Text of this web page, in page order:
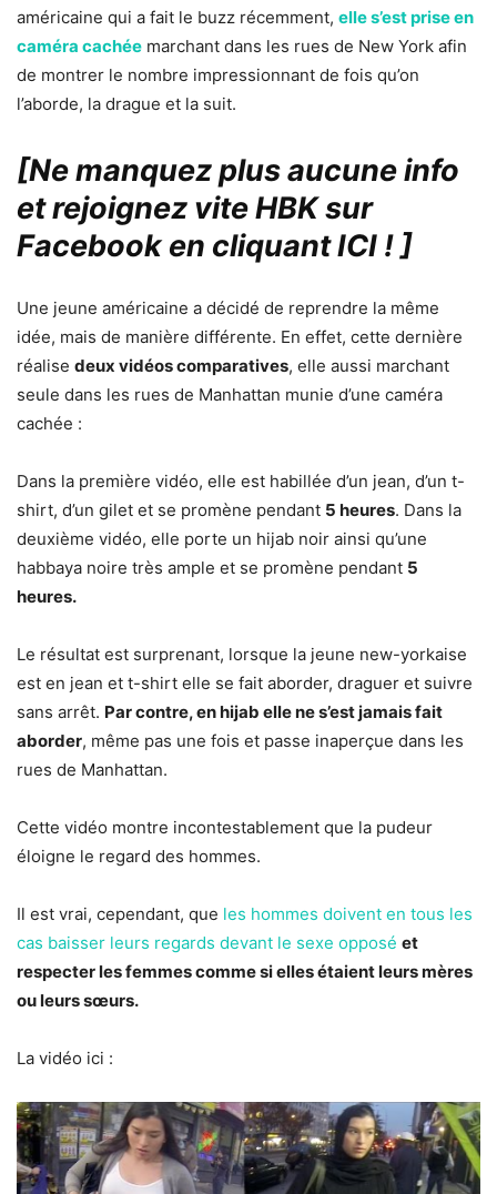
américaine qui a fait le buzz récemment, elle s’est prise en
caméra cachée marchant dans les rues de New York afin
de montrer le nombre impressionnant de fois qu’on
l’aborde, la drague et la suit.
[Ne manquez plus aucune info
et rejoignez vite HBK sur
Facebook en cliquant ICI !]
Une jeune américaine a décidé de reprendre la même
idée, mais de manière différente. En effet, cette dernière
réalise deux vidéos comparatives, elle aussi marchant
seule dans les rues de Manhattan munie d’une caméra
cachée :
Dans la première vidéo, elle est habillée d’un jean, d’un t-
shirt, d’un gilet et se promène pendant 5 heures. Dans la
deuxième vidéo, elle porte un hijab noir ainsi qu’une
habbaya noire très ample et se promène pendant 5
heures.
Le résultat est surprenant, lorsque la jeune new-yorkaise
est en jean et t-shirt elle se fait aborder, draguer et suivre
sans arrêt. Par contre, en hijab elle ne s’est jamais fait
aborder, même pas une fois et passe inaperçue dans les
rues de Manhattan.
Cette vidéo montre incontestablement que la pudeur
éloigne le regard des hommes.
Il est vrai, cependant, que les hommes doivent en tous les
cas baisser leurs regards devant le sexe opposé et
respecter les femmes comme si elles étaient leurs mères
ou leurs sœurs.
La vidéo ici :